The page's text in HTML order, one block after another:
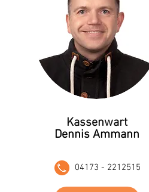
Kassenwart
Dennis Ammann
04173 - 2212515